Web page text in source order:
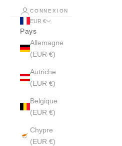
CONNEXION
EUR €
Pays
Allemagne
(EUR €)
Autriche
(EUR €)
Belgique
(EUR €)
Chypre
(EUR €)